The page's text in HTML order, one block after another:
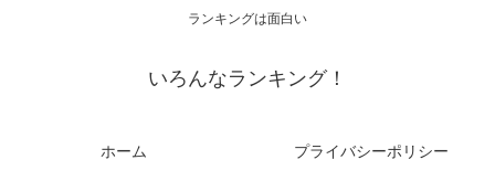
ランキングは面白い
いろんなランキング！
ホーム プライバシーポリシー